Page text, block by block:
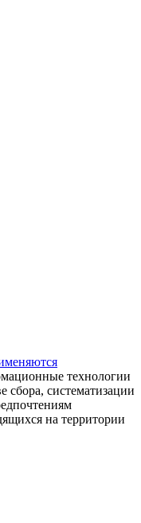
технологии
сбора, систематизации
на территории